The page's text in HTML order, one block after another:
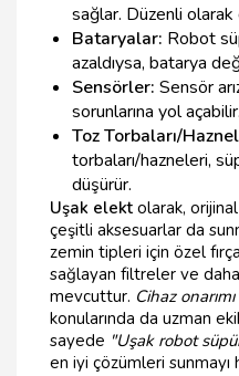
sağlar. Düzenli
Bataryalar: Robot
azaldıysa, batarya
Sensörler: Sensör
sorunlarına yol açabilir.
Toz Torbaları/
torbaları/hazneleri,
düşürür.
Uşak elekt olarak, orijinal
çeşitli aksesuarlar da
zemin tipleri için özel
sağlayan filtreler ve
mevcuttur. Cihaz onarımı
konularında da uzman
sayede "Uşak robot
en iyi çözümleri sunmayı